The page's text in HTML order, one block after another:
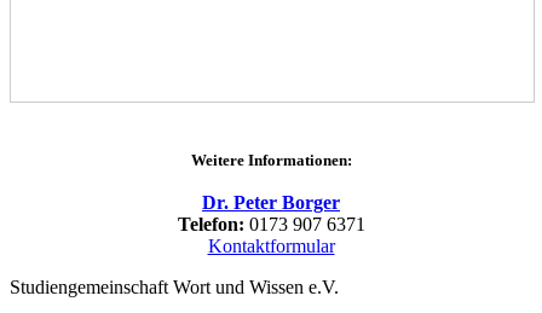
Weitere Informationen:
Dr. Peter Borger
Telefon: 0173 907 6371
Kontaktformular
Studiengemeinschaft Wort und Wissen e.V.